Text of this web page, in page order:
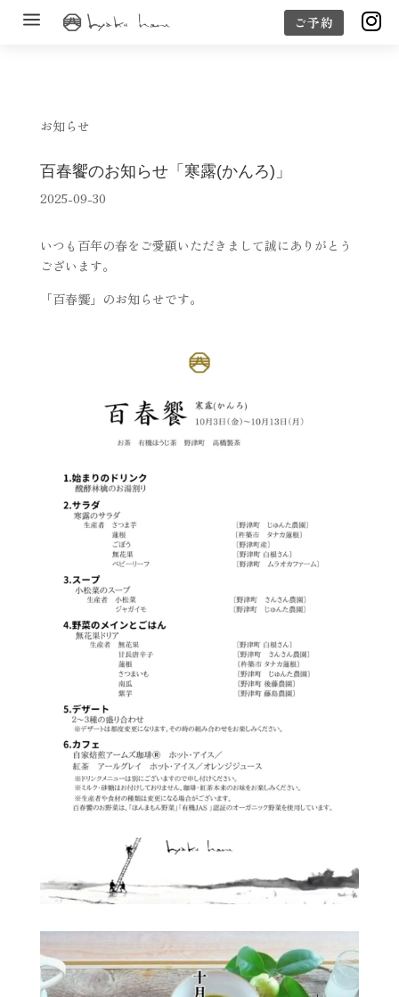
a ご予約 
お知らせ
百春饗のお知らせ「寒露(かんろ)」
2025-09-30
いつも百年の春をご愛顧いただきまして誠にありがとう
ございます。
「百春饗」のお知らせです。